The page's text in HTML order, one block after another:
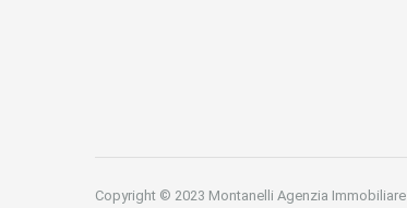
Copyright © 2023 Montanelli Agenzia Immobiliare